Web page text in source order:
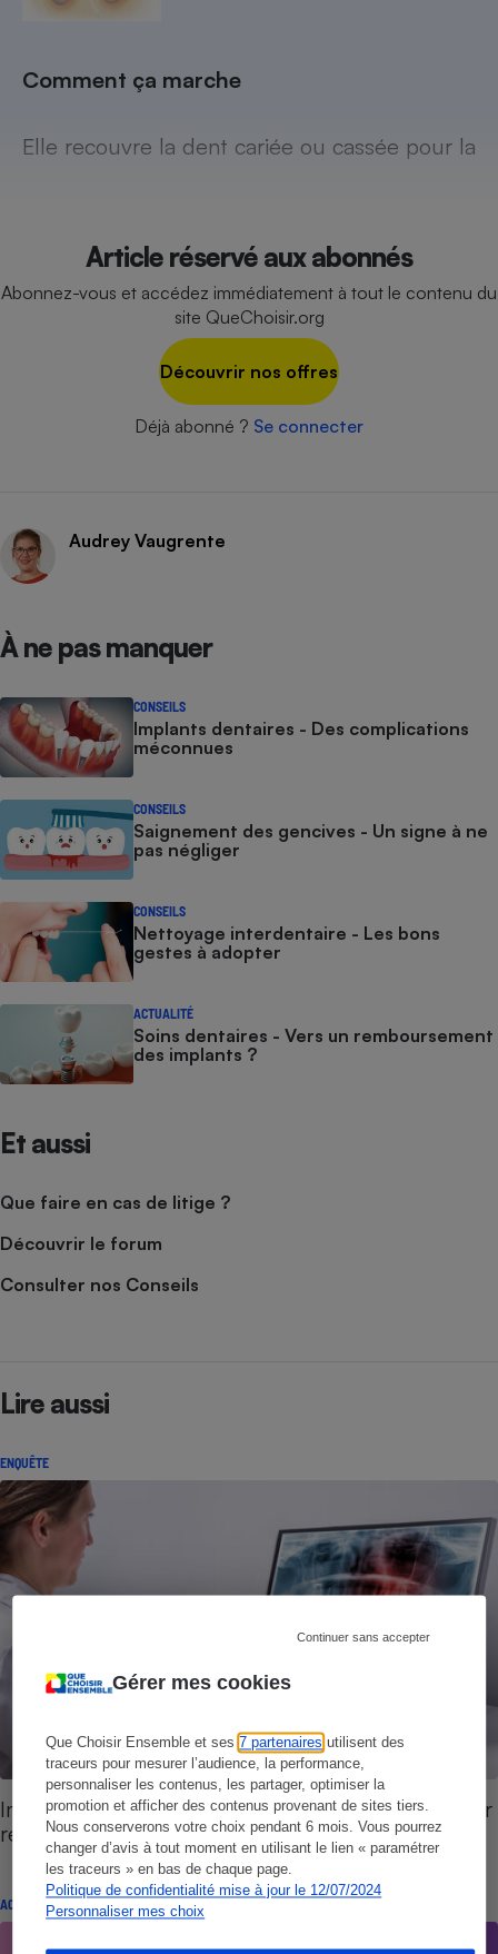
Gérer mes cookies
Que Choisir Ensemble et ses7 partenaires utilisent des
traceurs pour mesurer l’audience, la performance,
personnaliser les contenus, les partager, optimiser la
promotion et afficher des contenus provenant de sites tiers.
Nous conserverons votre choix pendant 6 mois. Vous pourrez
changer d’avis à tout moment en utilisant le lien « paramétrer
les traceurs » en bas de chaque page.
Politique de confidentialité mise à jour le 12/07/2024
Personnaliser mes choix
Continuer sans accepter
Comment ça marche
Elle recouvre la dent cariée ou cassée pour la
Article réservé aux abonnés
Abonnez-vous et accédez immédiatement à tout le contenu du
site QueChoisir.org
Découvrir nos offres
Déjà abonné ? Se connecter
Audrey Vaugrente
À ne pas manquer
CONSEILS
Implants dentaires - Des complications
méconnues
CONSEILS
Saignement des gencives - Un signe à ne
pas négliger
CONSEILS
Nettoyage interdentaire - Les bons
gestes à adopter
ACTUALITÉ
Soins dentaires - Vers un remboursement
des implants ?
Et aussi
Que faire en cas de litige ?
Découvrir le forum
Consulter nos Conseils
Lire aussi
ENQUÊTE
Implants et prothèses dentaires - Un voyage pour
retrouver le sourire
ACTUALITÉ